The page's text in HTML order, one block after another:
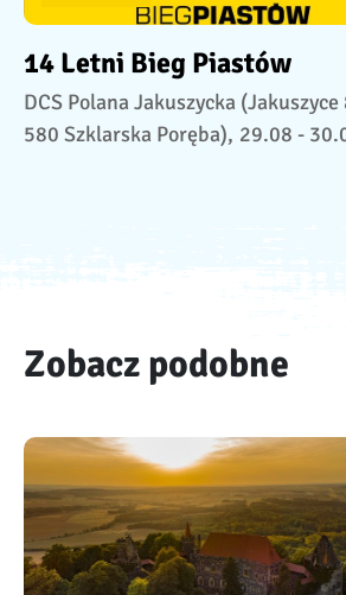
14 Letni Bieg Piastów
DCS Polana Jakuszycka
580 Szklarska Poręba), 29.08 -
Zobacz podobne